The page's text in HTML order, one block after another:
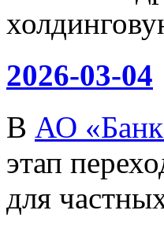
2026-03-04
В АО
этап
для